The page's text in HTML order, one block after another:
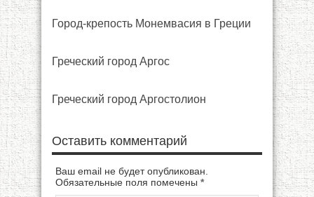
Город-крепость Монемвасия в Греции
Греческий город Аргос
Греческий город Аргостолион
Оставить комментарий
Ваш email не будет опубликован.
Обязательные поля помечены *